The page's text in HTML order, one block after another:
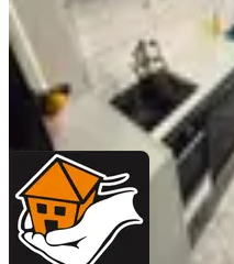
Yılmaz Emlak Yılmaz Emlak